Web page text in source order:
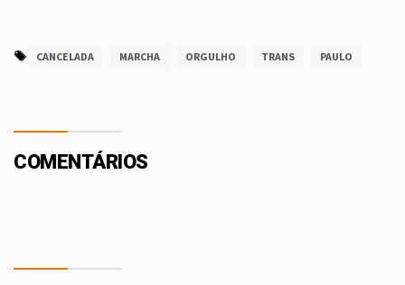
CANCELADA MARCHA ORGULHO TRANS PAULO
COMENTÁRIOS